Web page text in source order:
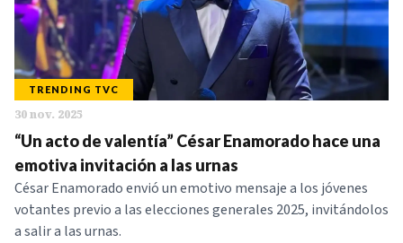
TRENDING TVC
30 nov. 2025
“Un acto de valentía” César Enamorado hace una
emotiva invitación a las urnas
César Enamorado envió un emotivo mensaje a los jóvenes
votantes previo a las elecciones generales 2025, invitándolos
a salir a las urnas.